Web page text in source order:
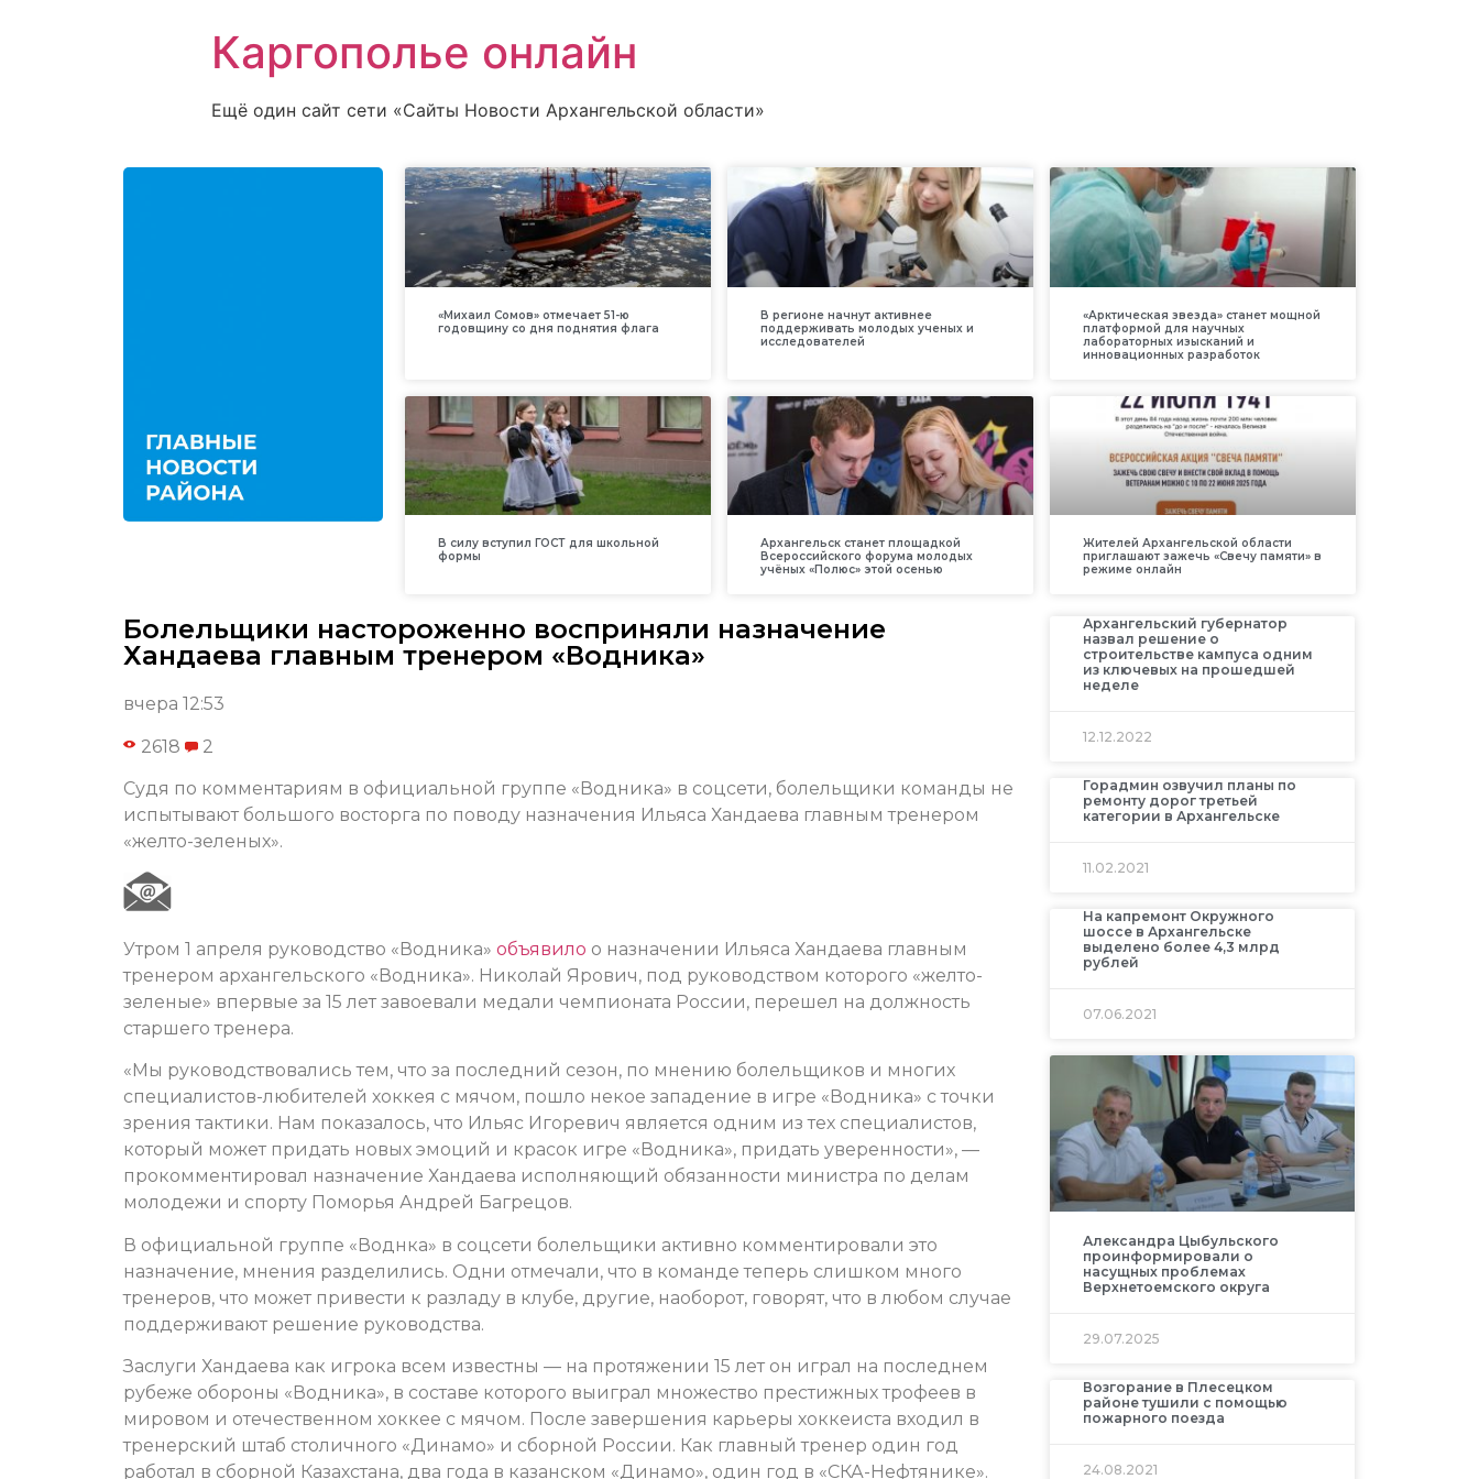
Каргополье онлайн
Ещё один сайт сети «Сайты Новости Архангельской области»
«Михаил Сомов» отмечает 51-ю
годовщину со дня поднятия флага
В регионе начнут активнее
поддерживать молодых ученых и
исследователей
«Арктическая звезда» станет мощной
платформой для научных
лабораторных изысканий и
инновационных разработок
В силу вступил ГОСТ для школьной
формы
Архангельск станет площадкой
Всероссийского форума молодых
учёных «Полюс» этой осенью
Жителей Архангельской области
приглашают зажечь «Свечу памяти» в
режиме онлайн
Болельщики настороженно восприняли назначение
Хандаева главным тренером «Водника»
вчера 12:53
2618 2
Судя по комментариям в официальной группе «Водника» в соцсети, болельщики команды не
испытывают большого восторга по поводу назначения Ильяса Хандаева главным тренером
«желто-зеленых».
Утром 1 апреля руководство «Водника» объявило о назначении Ильяса Хандаева главным
тренером архангельского «Водника». Николай Ярович, под руководством которого «желто-
зеленые» впервые за 15 лет завоевали медали чемпионата России, перешел на должность
старшего тренера.
«Мы руководствовались тем, что за последний сезон, по мнению болельщиков и многих
специалистов-любителей хоккея с мячом, пошло некое западение в игре «Водника» с точки
зрения тактики. Нам показалось, что Ильяс Игоревич является одним из тех специалистов,
который может придать новых эмоций и красок игре «Водника», придать уверенности», —
прокомментировал назначение Хандаева исполняющий обязанности министра по делам
молодежи и спорту Поморья Андрей Багрецов.
В официальной группе «Воднка» в соцсети болельщики активно комментировали это
назначение, мнения разделились. Одни отмечали, что в команде теперь слишком много
тренеров, что может привести к разладу в клубе, другие, наоборот, говорят, что в любом случае
поддерживают решение руководства.
Заслуги Хандаева как игрока всем известны — на протяжении 15 лет он играл на последнем
рубеже обороны «Водника», в составе которого выиграл множество престижных трофеев в
мировом и отечественном хоккее с мячом. После завершения карьеры хоккеиста входил в
тренерский штаб столичного «Динамо» и сборной России. Как главный тренер один год
работал в сборной Казахстана, два года в казанском «Динамо», один год в «СКА-Нефтянике».
Архангельский губернатор
назвал решение о
строительстве кампуса одним
из ключевых на прошедшей
неделе
12.12.2022
Горадмин озвучил планы по
ремонту дорог третьей
категории в Архангельске
11.02.2021
На капремонт Окружного
шоссе в Архангельске
выделено более 4,3 млрд
рублей
07.06.2021
Александра Цыбульского
проинформировали о
насущных проблемах
Верхнетоемского округа
29.07.2025
Возгорание в Плесецком
районе тушили с помощью
пожарного поезда
24.08.2021